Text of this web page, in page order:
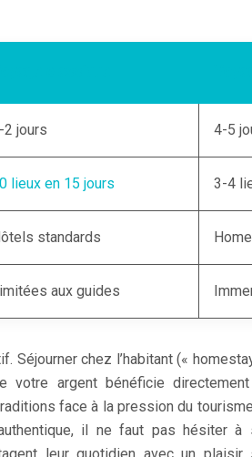
2 jours 4-5
lieux en 15 jours 3-4
standards
aux guides
Séjourner chez l’habitant («
votre argent bénéficie
face à la pression du
il ne faut pas hésiter à